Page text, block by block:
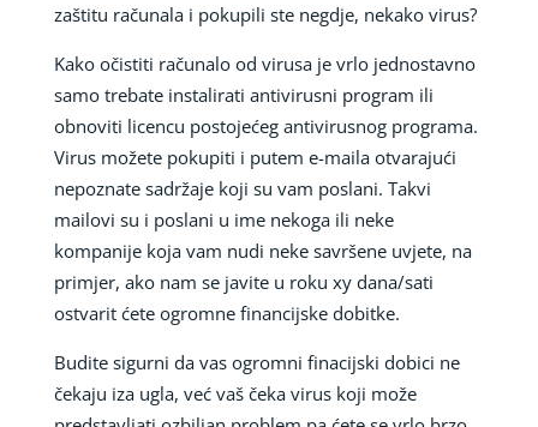
zaštitu računala i pokupili ste negdje, nekako virus?
Kako očistiti računalo od virusa je vrlo jednostavno
samo trebate instalirati antivirusni program ili
obnoviti licencu postojećeg antivirusnog programa.
Virus možete pokupiti i putem e-maila otvarajući
nepoznate sadržaje koji su vam poslani. Takvi
mailovi su i poslani u ime nekoga ili neke
kompanije koja vam nudi neke savršene uvjete, na
primjer, ako nam se javite u roku xy dana/sati
ostvarit ćete ogromne financijske dobitke.
Budite sigurni da vas ogromni finacijski dobici ne
čekaju iza ugla, već vaš čeka virus koji može